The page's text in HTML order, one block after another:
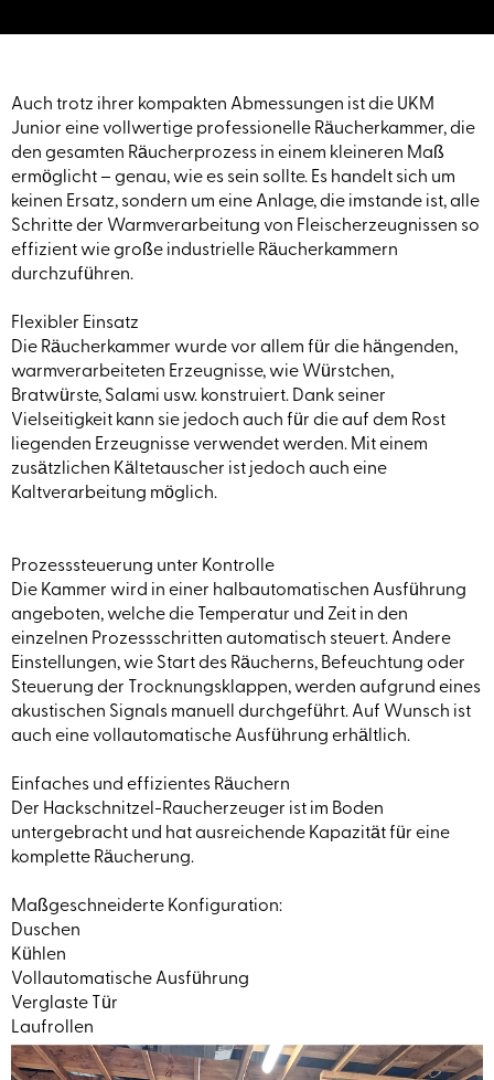
Auch trotz ihrer kompakten Abmessungen ist die UKM
Junior eine vollwertige professionelle Räucherkammer, die
den gesamten Räucherprozess in einem kleineren Maß
ermöglicht – genau, wie es sein sollte. Es handelt sich um
keinen Ersatz, sondern um eine Anlage, die imstande ist, alle
Schritte der Warmverarbeitung von Fleischerzeugnissen so
effizient wie große industrielle Räucherkammern
durchzuführen.
Flexibler Einsatz
Die Räucherkammer wurde vor allem für die hängenden,
warmverarbeiteten Erzeugnisse, wie Würstchen,
Bratwürste, Salami usw. konstruiert. Dank seiner
Vielseitigkeit kann sie jedoch auch für die auf dem Rost
liegenden Erzeugnisse verwendet werden. Mit einem
zusätzlichen Kältetauscher ist jedoch auch eine
Kaltverarbeitung möglich.
Prozesssteuerung unter Kontrolle
Die Kammer wird in einer halbautomatischen Ausführung
angeboten, welche die Temperatur und Zeit in den
einzelnen Prozessschritten automatisch steuert. Andere
Einstellungen, wie Start des Räucherns, Befeuchtung oder
Steuerung der Trocknungsklappen, werden aufgrund eines
akustischen Signals manuell durchgeführt. Auf Wunsch ist
auch eine vollautomatische Ausführung erhältlich.
Einfaches und effizientes Räuchern
Der Hackschnitzel-Raucherzeuger ist im Boden
untergebracht und hat ausreichende Kapazität für eine
komplette Räucherung.
Maßgeschneiderte Konfiguration:
Duschen
Kühlen
Vollautomatische Ausführung
Verglaste Tür
Laufrollen